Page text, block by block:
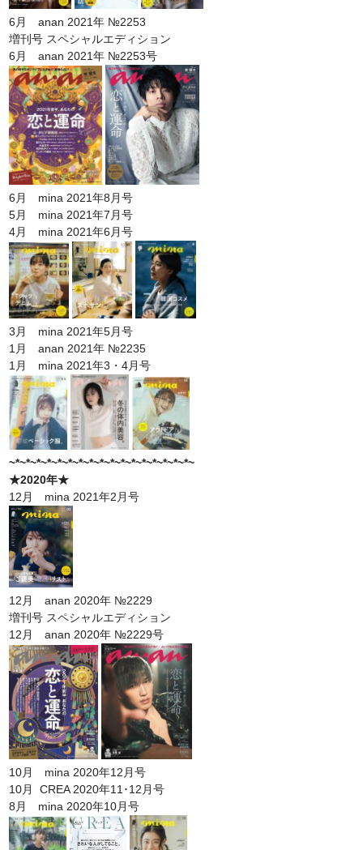
6月 anan 2021年 №2253
増刊号 スペシャルエディション
6月 anan 2021年 №2253号
6月 mina 2021年8月号
5月 mina 2021年7月号
4月 mina 2021年6月号
3月 mina 2021年5月号
1月 anan 2021年 №2235
1月 mina 2021年3・4月号
~*~*~*~*~*~*~*~*~*~*~*~*~*~*~*~*~*~
★2020年★
12月 mina 2021年2月号
12月 anan 2020年 №2229
増刊号 スペシャルエディション
12月 anan 2020年 №2229号
10月 mina 2020年12月号
10月 CREA 2020年11･12月号
8月 mina 2020年10月号